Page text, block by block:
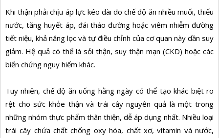
Khi thận phải chịu áp lực kéo dài do chế độ ăn nhiều muối, thiếu
nước, tăng huyết áp, đái tháo đường hoặc viêm nhiễm đường
tiết niệu, khả năng lọc và tự điều chỉnh của cơ quan này dần suy
giảm. Hệ quả có thể là sỏi thận, suy thận mạn (CKD) hoặc các
biến chứng nguy hiểm khác.
Tuy nhiên, chế độ ăn uống hằng ngày có thể tạo khác biệt rõ
rệt cho sức khỏe thận và trái cây nguyên quả là một trong
những nhóm thực phẩm thân thiện, dễ áp dụng nhất. Nhiều loại
trái cây chứa chất chống oxy hóa, chất xơ, vitamin và nước,